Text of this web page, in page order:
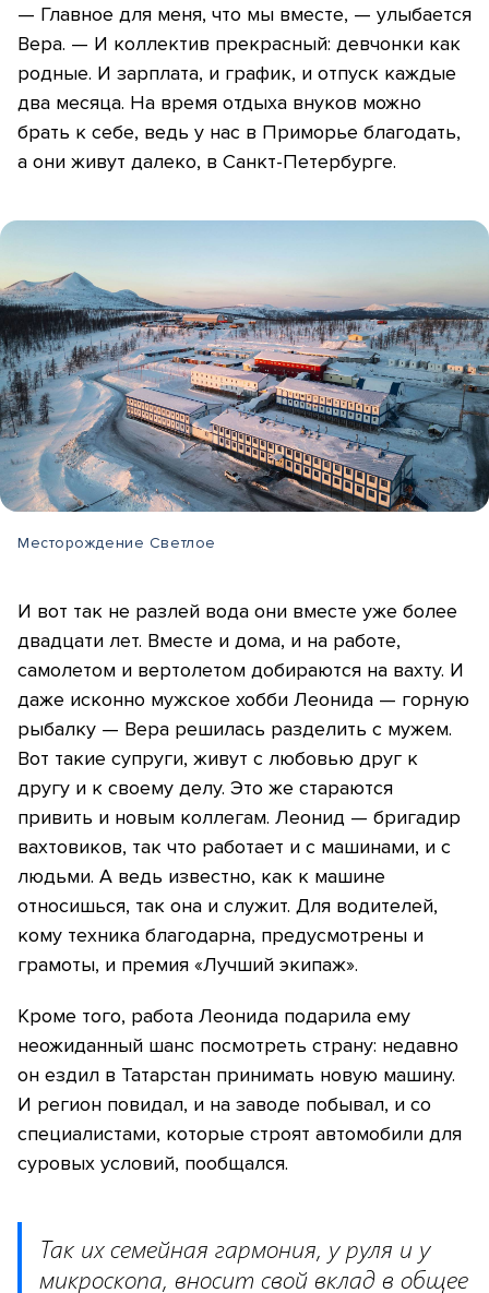
— Главное для меня, что мы вместе, — улыбается
Вера. — И коллектив прекрасный: девчонки как
родные. И зарплата, и график, и отпуск каждые
два месяца. На время отдыха внуков можно
брать к себе, ведь у нас в Приморье благодать,
а они живут далеко, в Санкт-Петербурге.
Месторождение Светлое
И вот так не разлей вода они вместе уже более
двадцати лет. Вместе и дома, и на работе,
самолетом и вертолетом добираются на вахту. И
даже исконно мужское хобби Леонида — горную
рыбалку — Вера решилась разделить с мужем.
Вот такие супруги, живут с любовью друг к
другу и к своему делу. Это же стараются
привить и новым коллегам. Леонид — бригадир
вахтовиков, так что работает и с машинами, и с
людьми. А ведь известно, как к машине
относишься, так она и служит. Для водителей,
кому техника благодарна, предусмотрены и
грамоты, и премия «Лучший экипаж».
Кроме того, работа Леонида подарила ему
неожиданный шанс посмотреть страну: недавно
он ездил в Татарстан принимать новую машину.
И регион повидал, и на заводе побывал, и со
специалистами, которые строят автомобили для
суровых условий, пообщался.
Так их семейная гармония, у руля и у
микроскопа, вносит свой вклад в общее